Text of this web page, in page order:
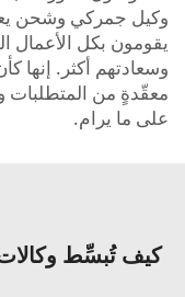
وكيل جمركي وشحن
يقومون بكل الأعمال
وسعادتهم أكثر. إنها
معقّدةٍ من المتطلبات
على ما يرام.
كيف تُبسِّط